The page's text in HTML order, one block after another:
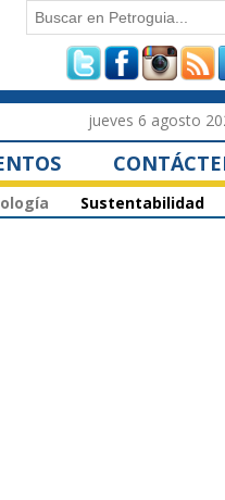
Formulario de
búsqueda
Buscar
jueves 6 agosto
Sustentabilidad